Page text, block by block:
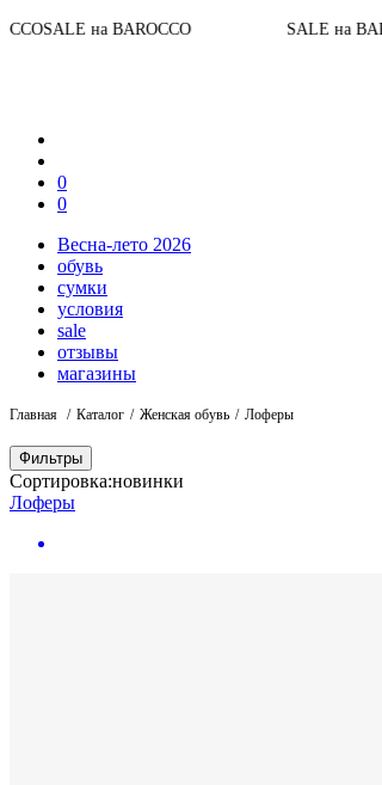
BAROCCO SALE на BAROCCO
0
0
Весна-лето 2026
обувь
сумки
условия
sale
отзывы
магазины
Главная Каталог Женская обувь Лоферы
Фильтры
Сортировка:новинки
Лоферы